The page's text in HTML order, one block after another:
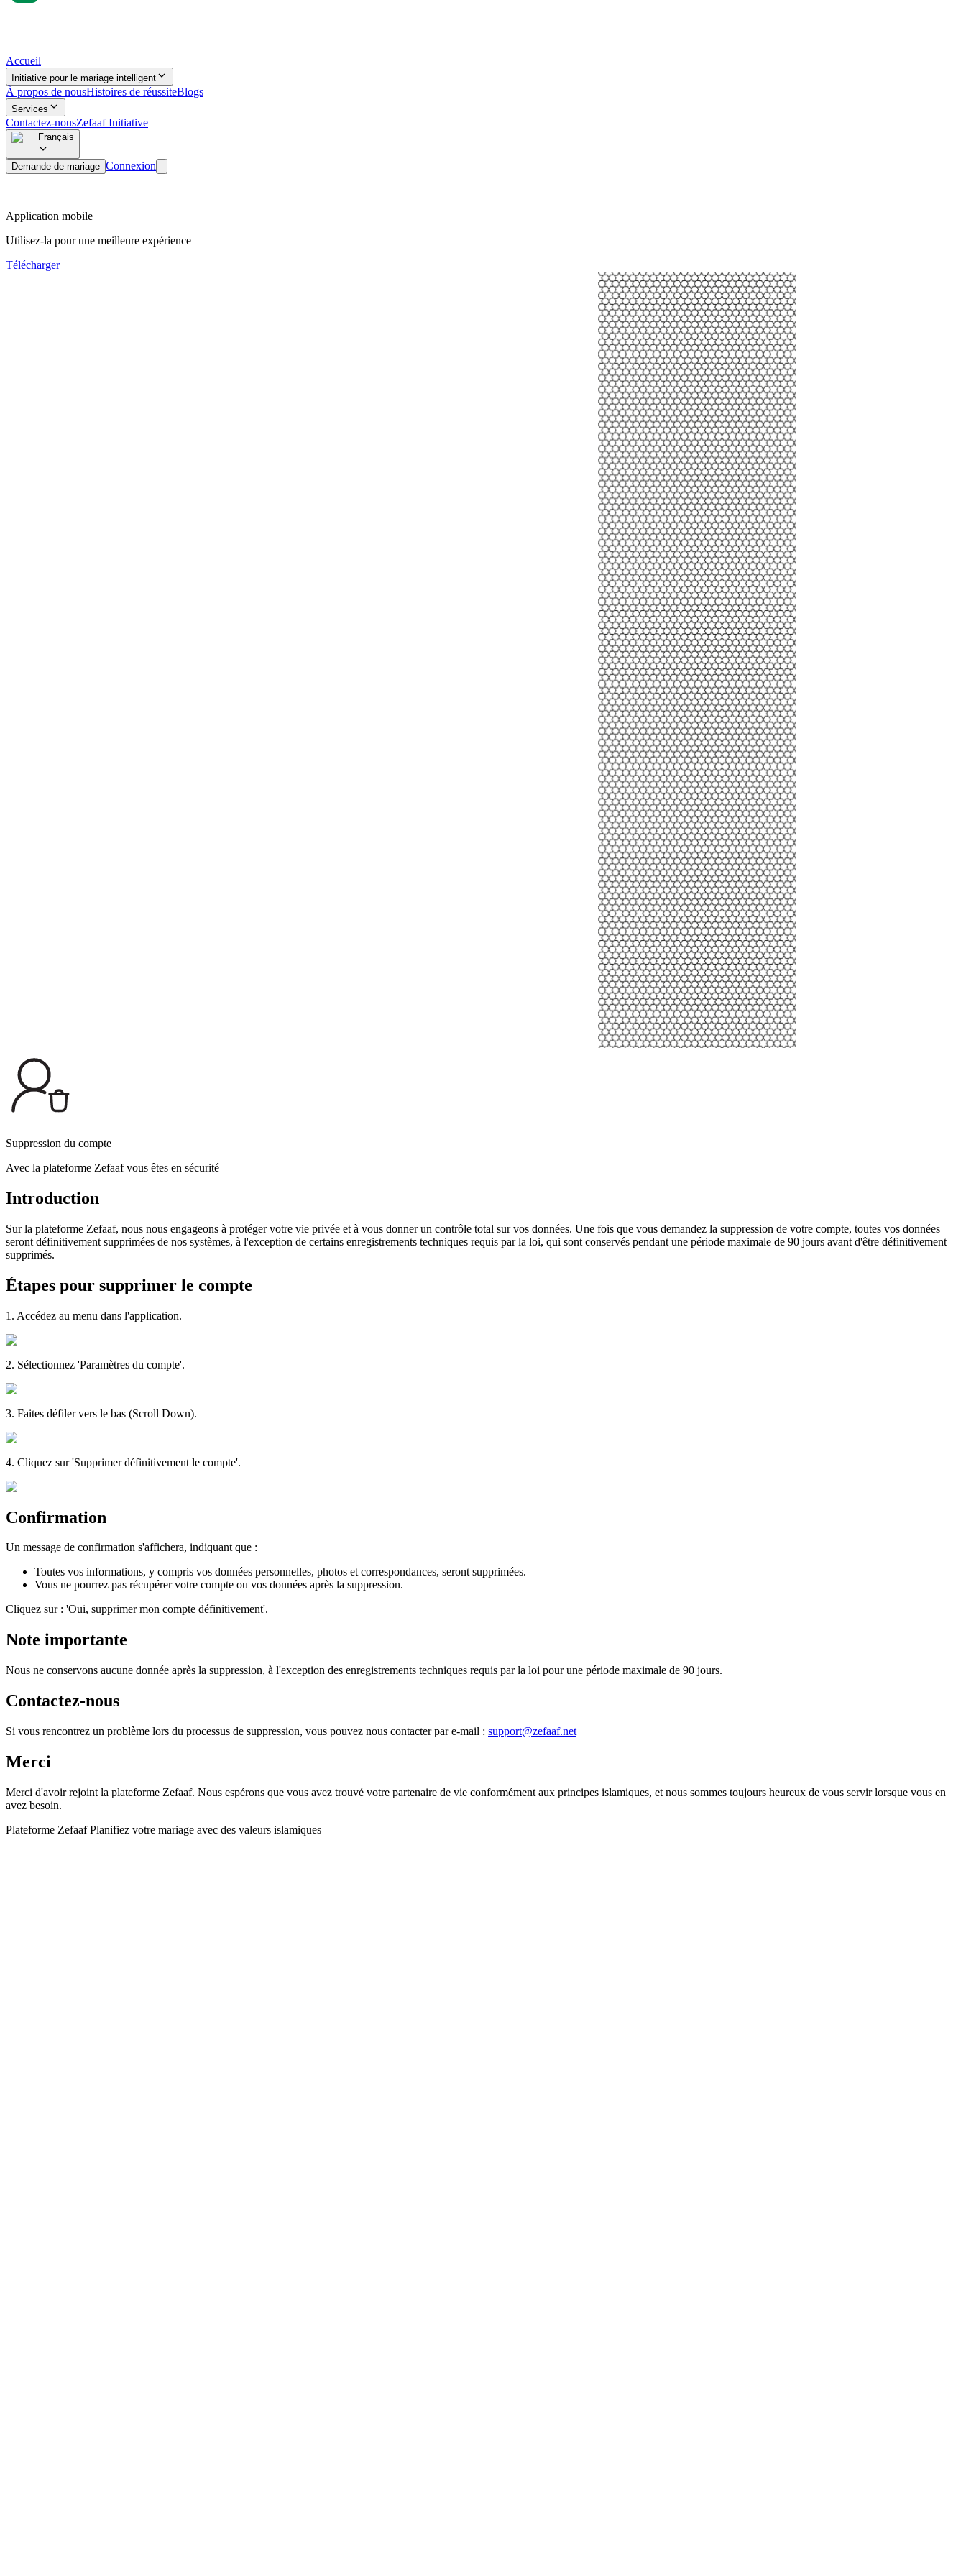
Accueil
Initiative pour le mariage intelligent
À propos de nousHistoires de réussiteBlogs
Services
Contactez-nousZefaaf Initiative
Français
Demande de mariage Connexion
Application mobile
Utilisez-la pour une meilleure expérience
Télécharger
Suppression du compte
Avec la plateforme Zefaaf vous êtes en sécurité
Introduction
Sur la plateforme Zefaaf, nous nous engageons à protéger votre vie privée et à vous donner un contrôle total sur vos données. Une fois que vous demandez la suppression de votre compte, toutes vos données
seront définitivement supprimées de nos systèmes, à l'exception de certains enregistrements techniques requis par la loi, qui sont conservés pendant une période maximale de 90 jours avant d'être définitivement
supprimés.
Étapes pour supprimer le compte
1. Accédez au menu dans l'application.
2. Sélectionnez 'Paramètres du compte'.
3. Faites défiler vers le bas (Scroll Down).
4. Cliquez sur 'Supprimer définitivement le compte'.
Confirmation
Un message de confirmation s'affichera, indiquant que :
Toutes vos informations, y compris vos données personnelles, photos et correspondances, seront supprimées.
Vous ne pourrez pas récupérer votre compte ou vos données après la suppression.
Cliquez sur : 'Oui, supprimer mon compte définitivement'.
Note importante
Nous ne conservons aucune donnée après la suppression, à l'exception des enregistrements techniques requis par la loi pour une période maximale de 90 jours.
Contactez-nous
Si vous rencontrez un problème lors du processus de suppression, vous pouvez nous contacter par e-mail : support@zefaaf.net
Merci
Merci d'avoir rejoint la plateforme Zefaaf. Nous espérons que vous avez trouvé votre partenaire de vie conformément aux principes islamiques, et nous sommes toujours heureux de vous servir lorsque vous en
avez besoin.
Plateforme Zefaaf Planifiez votre mariage avec des valeurs islamiques